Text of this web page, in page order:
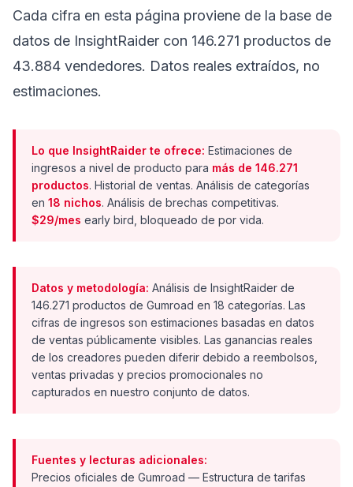
Cada cifra en esta página proviene de la base de
datos de InsightRaider con 146.271 productos de
43.884 vendedores. Datos reales extraídos, no
estimaciones.
Lo que InsightRaider te ofrece: Estimaciones de
ingresos a nivel de producto para más de 146.271
productos. Historial de ventas. Análisis de categorías
en 18 nichos. Análisis de brechas competitivas.
$29/mes early bird, bloqueado de por vida.
Datos y metodología: Análisis de InsightRaider de
146.271 productos de Gumroad en 18 categorías. Las
cifras de ingresos son estimaciones basadas en datos
de ventas públicamente visibles. Las ganancias reales
de los creadores pueden diferir debido a reembolsos,
ventas privadas y precios promocionales no
capturados en nuestro conjunto de datos.
Fuentes y lecturas adicionales:
Precios oficiales de Gumroad — Estructura de tarifas